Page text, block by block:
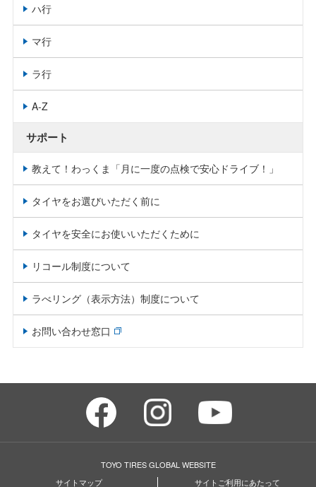
ハ行
マ行
ラ行
A-Z
サポート
教えて！わっくま「月に一度の点検で安心ドライブ！」
タイヤをお選びいただく前に
タイヤを安全にお使いいただくために
リコール制度について
ラべリング（表示方法）制度について
お問い合わせ窓口
TOYO TIRES GLOBAL WEBSITE
サイトマップ
サイトご利用にあたって